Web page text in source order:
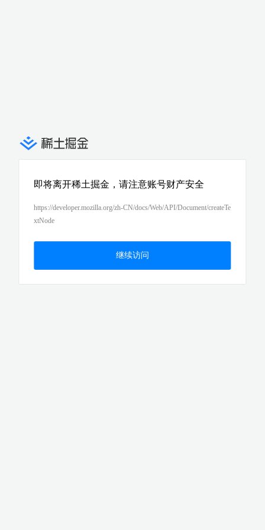
即将离开稀土掘金，请注意账号财产安全
https://developer.mozilla.org/zh-CN/docs/Web/API/Document/createTe
xtNode
继续访问